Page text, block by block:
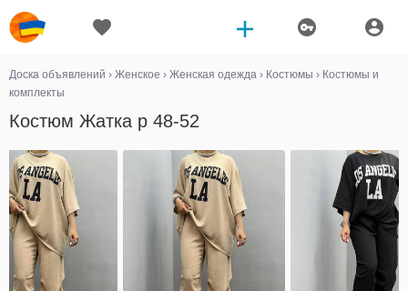
Доска объявлений › Женское › Женская одежда › Костюмы › Костюмы и
комплекты
Костюм Жатка р 48-52